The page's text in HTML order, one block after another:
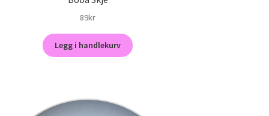
89kr
Legg i handlekurv